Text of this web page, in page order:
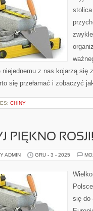
z nas kojarzą się
się przełamać i zobaczyć
CHINY
PIĘKNO ROSJI!
ADMIN GRU - 3 - 2025
się do